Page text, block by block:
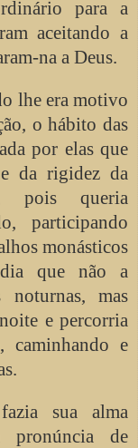
para a
aceitando a
na a Deus.
lhe era motivo
o hábito das
por elas que
da rigidez da
pois queria
participando
monásticos
que não a
noturnas, mas
e percorria
caminhando e
sua alma
pronúncia de